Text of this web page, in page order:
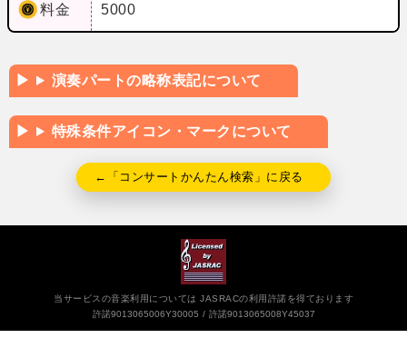
料金 5000
演奏パートの略称表記について
特殊条件アイコン・マークについて
←「コンサートかんたん検索」に戻る
当サービスの音楽利用については JASRACの利用許諾を得ております
許諾9013065006Y30005
許諾9013065008Y45037